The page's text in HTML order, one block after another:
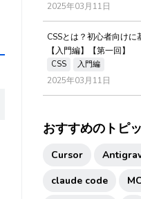
2025年03月11日
CSSとは？初心者向け
【入門編】【第一回】
CSS 入門編
2025年03月11日
おすすめのトピ
Cursor
claude code